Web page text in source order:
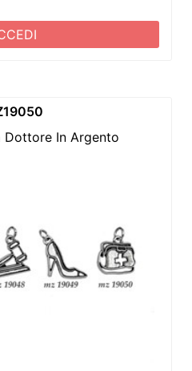
Dottore In Argento